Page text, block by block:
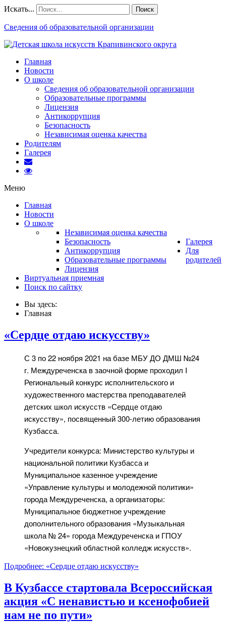
Искать... Поиск
Сведения об образовательной организации
Главная
Новости
О школе
Сведения об образовательной организации
Образовательные программы
Лицензия
Антикоррупция
Безопасность
Независимая оценка качества
Родителям
Галерея
Меню
Главная
Новости
О школе
Независимая оценка качества
Безопасность
Антикоррупция
Образовательные программы
Лицензия
Галерея
Для
родителей
Виртуальная приемная
Поиск по сайтку
Вы здесь:
Главная
«Сердце отдаю искусству»
С 3 по 22 ноября 2021 на базе МБУ ДО ДМШ №24
г. Междуреченска в заочной форме проходил I
Региональный конкурс исполнительского и
художественного мастерства преподавателей
детских школ искусств «Сердце отдаю
искусству», посвященный 300-летию образования
Кузбасса.
Учредители конкурса: Министерство культуры и
национальной политики Кузбасса и
Муниципальное казенное учреждение
«Управление культуры и молодежной политики»
города Междуреченска, а организаторы:
Муниципальное бюджетное учреждение
дополнительного образования «Музыкальная
школа № 24» города Междуреченска и ГПОУ
«Новокузнецкий областной колледж искусств».
Подробнее: «Сердце отдаю искусству»
В Кузбассе стартовала Всероссийская
акция «С ненавистью и ксенофобией
нам не по пути»